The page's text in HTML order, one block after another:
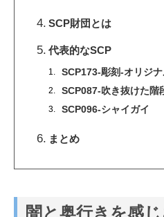
SCP財団とは
代表的なSCP
SCP173-彫刻-オリジ
SCP087‐吹き抜けた階
SCP096‐シャイガイ
まとめ
闇と奥行きを感